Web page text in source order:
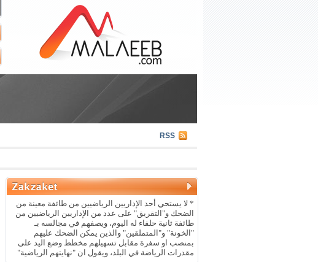
RSS
* لا يستحي أحد الإداريين الرياضيين من طائفة معينة من
الضحك و"التقريق" على عدد من الإداريين الرياضيين من
طائفة ثانية حلفاء له اليوم، ويصفهم في مجالسه بـ
"الخونة" و"المتملقين" والذين يمكن الضحك عليهم
بمنصب او سفرة مقابل تسهيلهم مخطط وضع اليد على
مقدرات الرياضة في البلد، ويقول ان "نهايتهم الرياضية"